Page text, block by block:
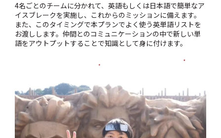
4名ごとのチームに分かれて、英語もしくは日本語で簡単なア
イスブレークを実施し、これからのミッションに備えます。
また、このタイミングで本プランでよく使う英単語リストを
お渡しします。仲間とのコミュニケーションの中で新しい単
語をアウトプットすることで知識として身に付けます。